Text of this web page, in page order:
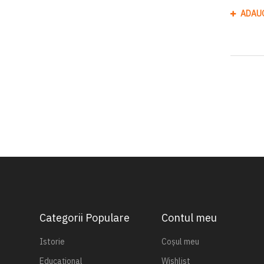
Categorii Populare
Istorie
Educațional
Contul meu
Coșul meu
Wishlist